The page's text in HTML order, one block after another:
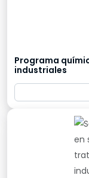
Programa
industriales